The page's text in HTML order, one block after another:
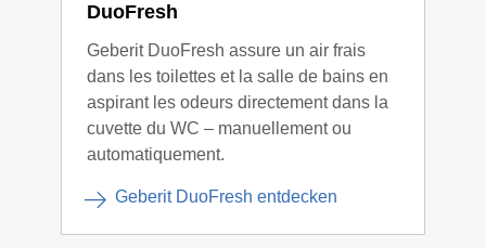
DuoFresh
Geberit DuoFresh assure un air frais
dans les toilettes et la salle de bains en
aspirant les odeurs directement dans la
cuvette du WC – manuellement ou
automatiquement.
Geberit DuoFresh entdecken